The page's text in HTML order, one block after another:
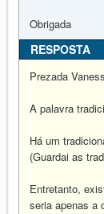
Obrigada
RESPOSTA
Prezada
A palavra
Há um
(Guardai as
Entretanto,
seria apenas a